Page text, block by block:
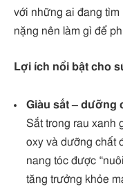
với những ai đang tìm
nặng nên làm gì để
Lợi ích nổi bật cho
Giàu sắt – dưỡng
Sắt trong rau xanh
oxy và dưỡng chất
nang tóc được
tăng trưởng khỏe